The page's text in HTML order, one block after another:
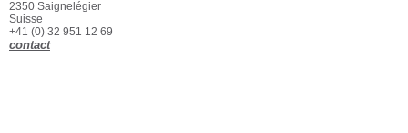
2350 Saignelégier
Suisse
+41 (0) 32 951 12 69
contact